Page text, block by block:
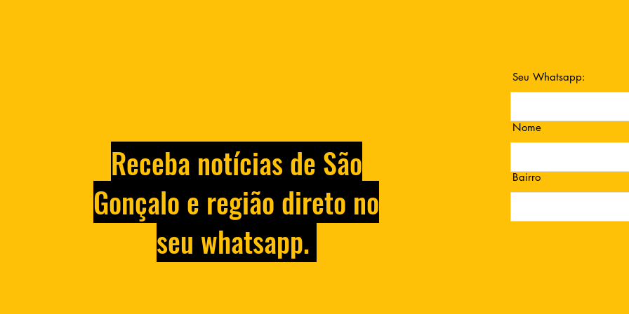
Receba notícias de São
Gonçalo e região direto no
seu whatsapp.
Seu Whatsapp:
Nome
Bairro